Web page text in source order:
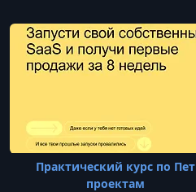
Практический курс по Пет
проектам